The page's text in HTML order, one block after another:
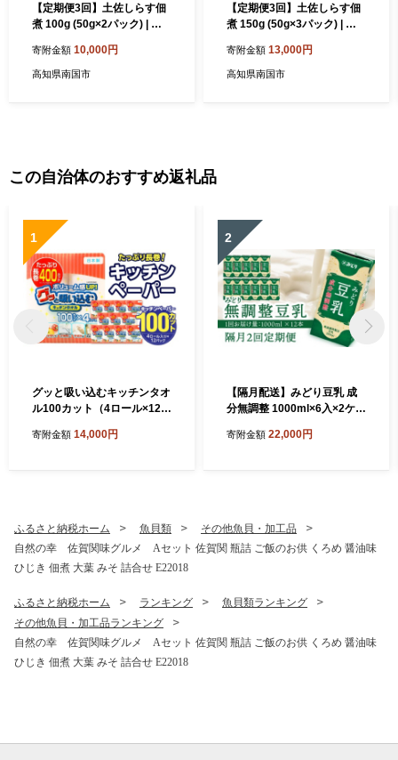
【定期便3回】土佐しらす佃
煮 100g (50g×2パック) | 小
産 おかず 惣菜 ご飯のお供 お
米 に合う 加工品 海の幸 グル
寄附金額 10,000円
高知県南国市
【定期便3回】土佐しらす佃
煮 150g (50g×3パック) | 小
産 おかず 惣菜 ご飯のお供 お
米 に合う 加工品 海の幸 グル
寄附金額 13,000円
高知県南国市
この自治体のおすすめ返礼品
1
グッと吸い込むキッチンタオ
ル100カット（4ロール×12パ
用品 消耗品 大容量 吸収力 破
寄附金額 14,000円
2
【隔月配送】みどり豆乳 成
分無調整 1000ml×6入×2ケー
定期便 飲料 豆乳 成分無調整
寄附金額 22,000円
ふるさと納税ホーム 魚貝類
その他魚貝・加工品
自然の幸 佐賀関味グルメ Aセット 佐賀関 瓶詰 ご飯のお供 くろめ 醤油味
ひじき 佃煮 大葉 みそ 詰合せ E22018
ふるさと納税ホーム ランキング
魚貝類ランキング
その他魚貝・加工品ランキング
自然の幸 佐賀関味グルメ Aセット 佐賀関 瓶詰 ご飯のお供 くろめ 醤油味
ひじき 佃煮 大葉 みそ 詰合せ E22018